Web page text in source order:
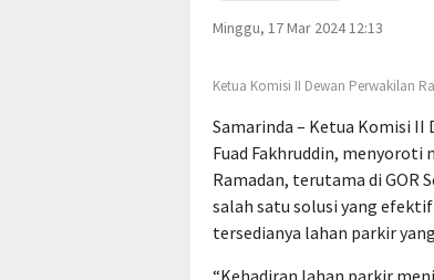
Minggu, 17 Mar 2024 12:13
Ketua Komisi II Dewan Perwakilan
Samarinda – Ketua Komisi II
Fuad Fakhruddin, menyoroti
Ramadan, terutama di GOR
salah satu solusi yang
tersedianya lahan parkir
“Kehadiran lahan parkir